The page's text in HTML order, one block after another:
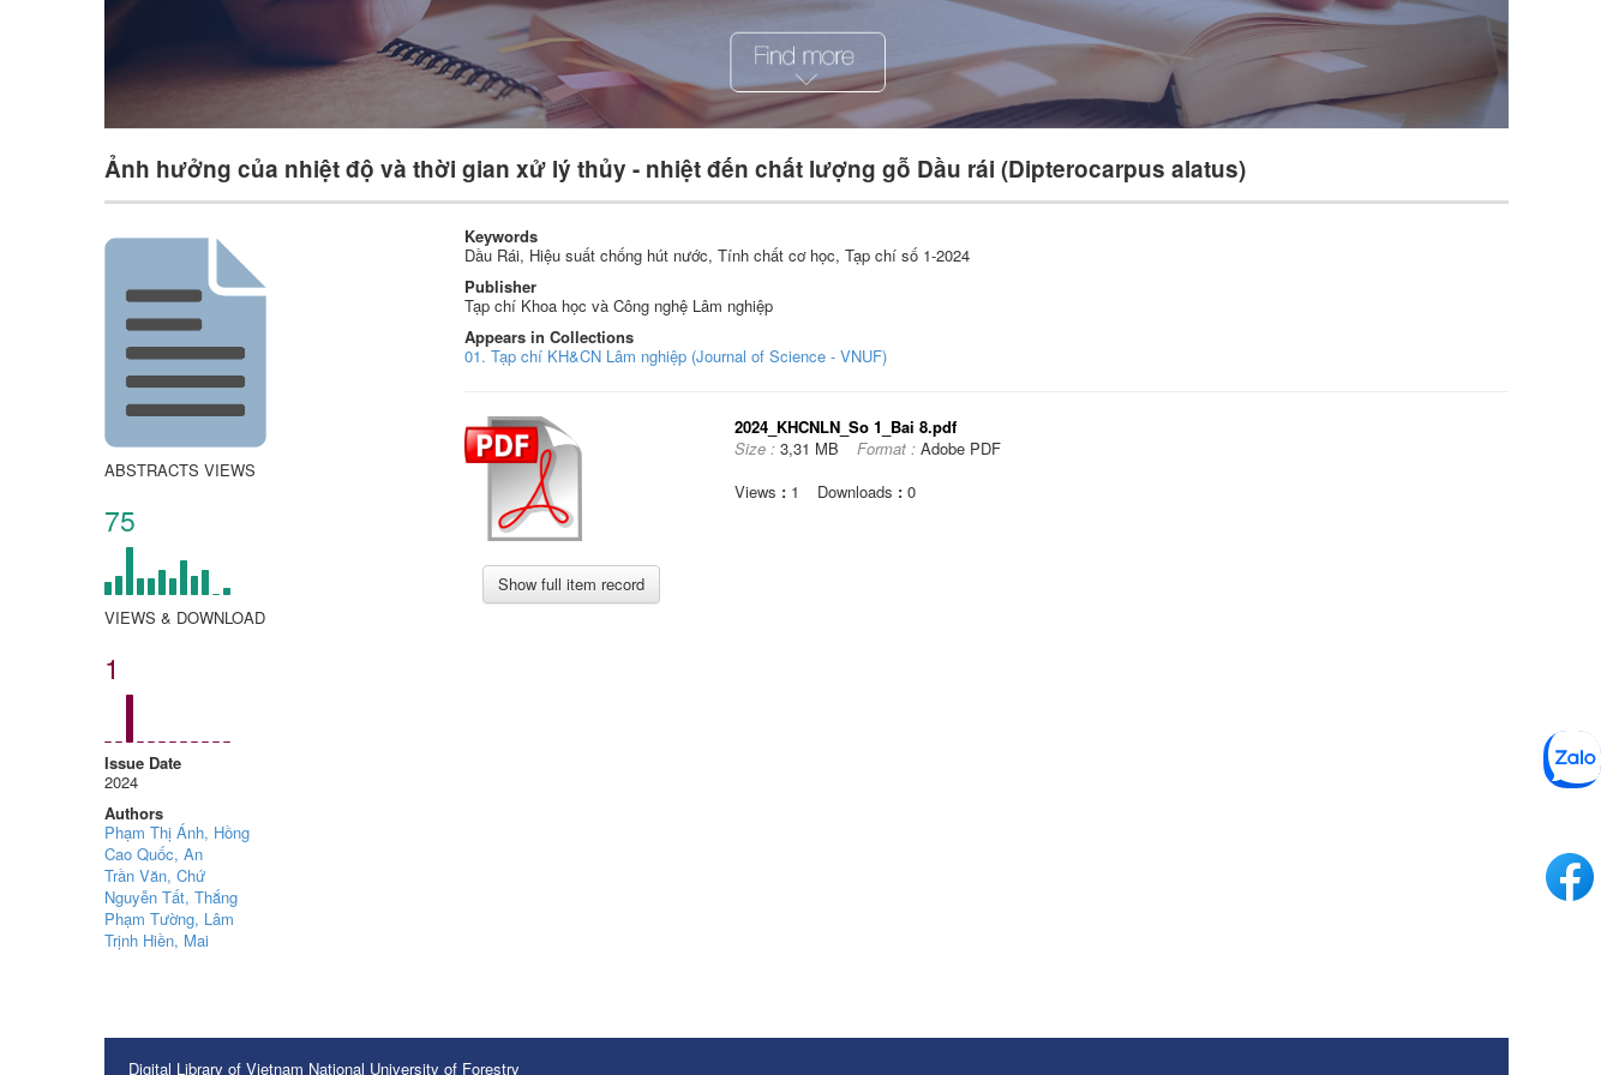
Ảnh hưởng của nhiệt độ và thời gian xử lý thủy - nhiệt đến chất lượng gỗ Dầu rái (Dipterocarpus alatus)
ABSTRACTS VIEWS
75
VIEWS & DOWNLOAD
1
Issue Date
2024
Authors
Phạm Thị Ánh, Hồng
Cao Quốc, An
Trần Văn, Chứ
Nguyễn Tất, Thắng
Phạm Tường, Lâm
Trịnh Hiền, Mai
Keywords
Dầu Rái, Hiệu suất chống hút nước, Tính chất cơ học, Tạp chí số 1-2024
Publisher
Tạp chí Khoa học và Công nghệ Lâm nghiệp
Appears in Collections
01. Tạp chí KH&CN Lâm nghiệp (Journal of Science - VNUF)
2024_KHCNLN_So 1_Bai 8.pdf
Size : 3,31 MB Format : Adobe PDF
Views : 1 Downloads : 0
Show full item record
Digital Library of Vietnam National University of Forestry